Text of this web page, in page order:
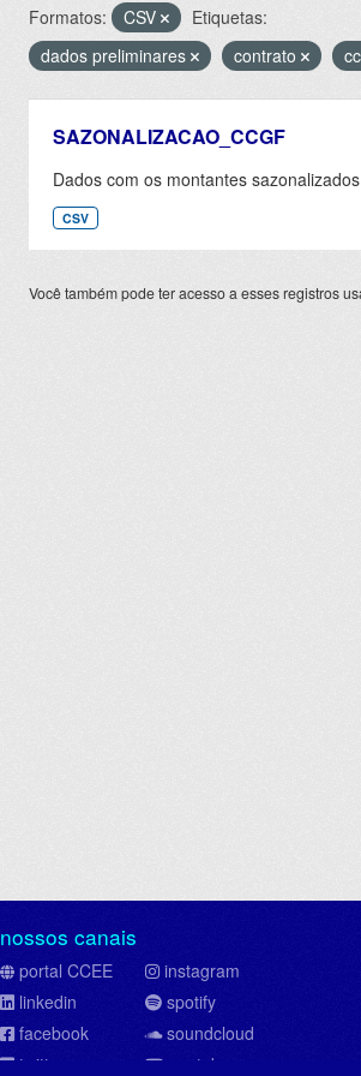
Formatos: CSV
Etiquetas:
dados preliminares
contrato
SAZONALIZACAO_CCGF
Dados com os montantes
CSV
Você também pode ter acesso a esses registros
nossos canais
portal CCEE
linkedin
facebook
twitter
instagram
spotify
soundcloud
youtube